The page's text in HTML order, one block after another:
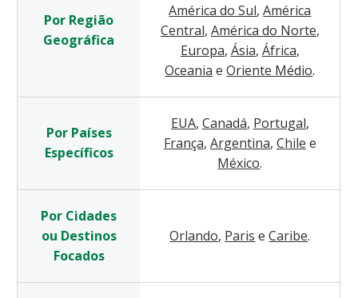
Por Região
Geográfica
América do Sul, América
Central, América do Norte,
Europa, Ásia, África,
Oceania e Oriente Médio.
Por Países
Específicos
EUA, Canadá, Portugal,
França, Argentina, Chile e
México.
Por Cidades
ou Destinos
Focados
Orlando, Paris e Caribe.